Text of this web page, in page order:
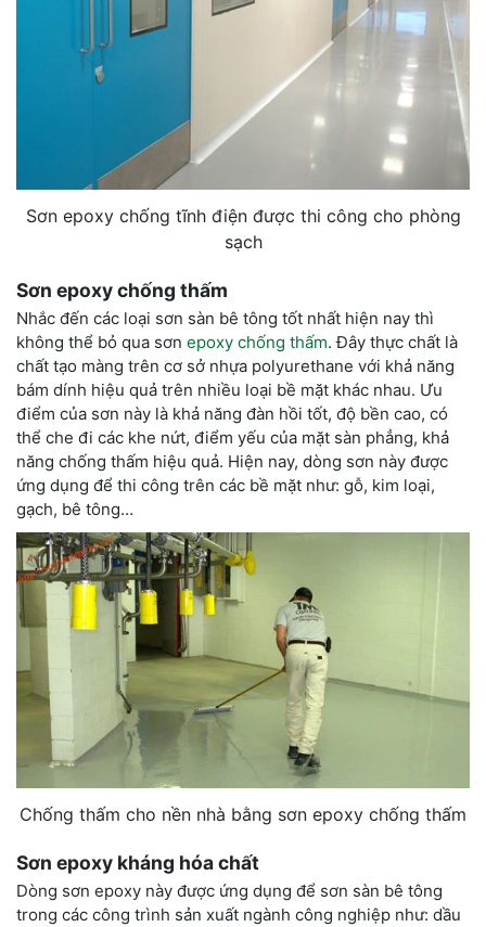
Sơn epoxy chống tĩnh điện được thi công cho phòng
sạch
Sơn epoxy chống thấm
Nhắc đến các loại sơn sàn bê tông tốt nhất hiện nay thì
không thể bỏ qua sơn epoxy chống thấm. Đây thực chất là
chất tạo màng trên cơ sở nhựa polyurethane với khả năng
bám dính hiệu quả trên nhiều loại bề mặt khác nhau. Ưu
điểm của sơn này là khả năng đàn hồi tốt, độ bền cao, có
thể che đi các khe nứt, điểm yếu của mặt sàn phẳng, khả
năng chống thấm hiệu quả. Hiện nay, dòng sơn này được
ứng dụng để thi công trên các bề mặt như: gỗ, kim loại,
gạch, bê tông…
Chống thấm cho nền nhà bằng sơn epoxy chống thấm
Sơn epoxy kháng hóa chất
Dòng sơn epoxy này được ứng dụng để sơn sàn bê tông
trong các công trình sản xuất ngành công nghiệp như: dầu